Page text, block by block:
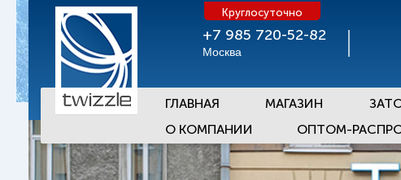
+7 985 720-52-82
Москва
Круглосуточно
ГЛАВНАЯ МАГАЗИН
О КОМПАНИИ
ОПТОМ-